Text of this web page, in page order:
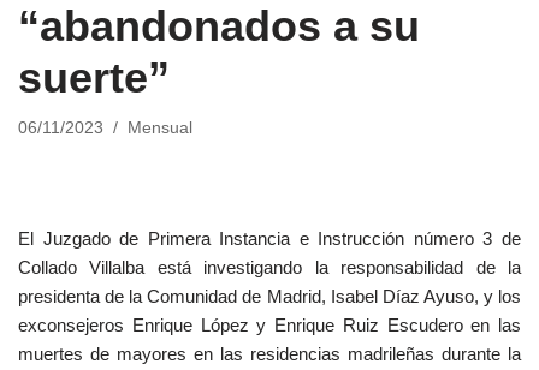
“abandonados a su
suerte”
06/11/2023 Mensual
El Juzgado de Primera Instancia e Instrucción número 3 de
Collado Villalba está investigando la responsabilidad de la
presidenta de la Comunidad de Madrid, Isabel Díaz Ayuso, y los
exconsejeros Enrique López y Enrique Ruiz Escudero en las
muertes de mayores en las residencias madrileñas durante la